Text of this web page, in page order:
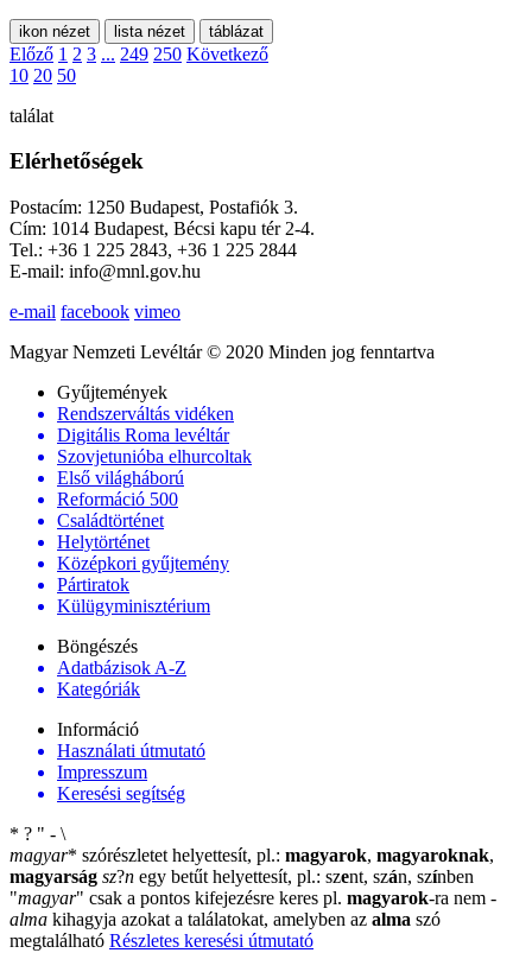
ikon nézet lista nézet táblázat
Előző 1 2 3 ... 249 250 Következő
10 20 50
találat
Elérhetőségek
Postacím: 1250 Budapest, Postafiók 3.
Cím: 1014 Budapest, Bécsi kapu tér 2-4.
Tel.: +36 1 225 2843, +36 1 225 2844
E-mail: info@mnl.gov.hu
e-mail facebook vimeo
Magyar Nemzeti Levéltár © 2020 Minden jog fenntartva
Gyűjtemények
Rendszerváltás vidéken
Digitális Roma levéltár
Szovjetunióba elhurcoltak
Első világháború
Reformáció 500
Családtörténet
Helytörténet
Középkori gyűjtemény
Pártiratok
Külügyminisztérium
Böngészés
Adatbázisok A-Z
Kategóriák
Információ
Használati útmutató
Impresszum
Keresési segítség
* ? " - \
magyar* szórészletet helyettesít, pl.: magyarok, magyaroknak,
magyarság sz?n egy betűt helyettesít, pl.: szent, szán, színben
"magyar" csak a pontos kifejezésre keres pl. magyarok-ra nem -
alma kihagyja azokat a találatokat, amelyben az alma szó
megtalálható Részletes keresési útmutató